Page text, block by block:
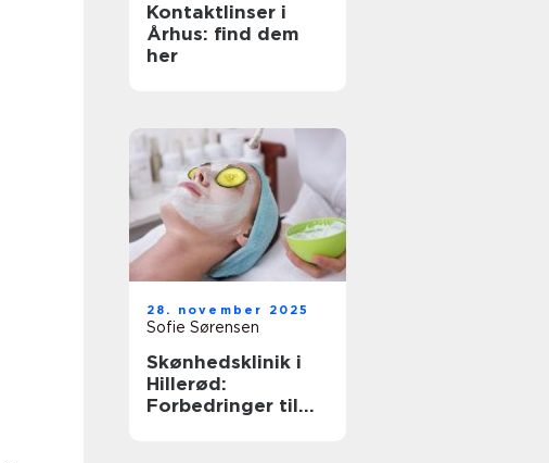
Kontaktlinser i
Århus: find dem
her
28. november 2025
Sofie Sørensen
Skønhedsklinik i
Hillerød:
Forbedringer til